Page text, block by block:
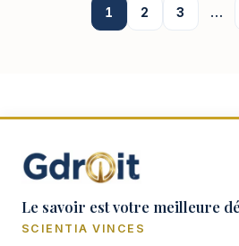
1 2 3 …
Le savoir est votre meilleure
SCIENTIA VINCES